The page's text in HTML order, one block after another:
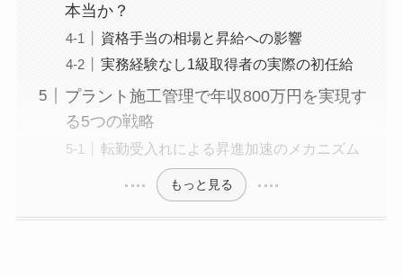
本当か？
資格手当の相場と昇給への影響
実務経験なし1級取得者の実際の初任給
プラント施工管理で年収800万円を実現す
る5つの戦略
転勤受入れによる昇進加速のメカニズム
もっと見る